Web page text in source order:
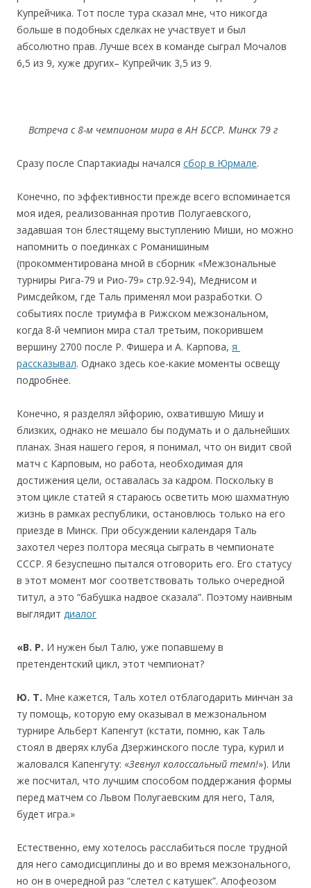
Купрейчика. Тот после тура сказал мне, что никогда
больше в подобных сделках не участвует и был
абсолютно прав. Лучше всех в команде сыграл Мочалов
6,5 из 9, хуже других– Купрейчик 3,5 из 9.
Встреча с 8-м чемпионом мира в АН БССР. Минск 79 г
Сразу после Спартакиады начался сбор в Юрмале.
Конечно, по эффективности прежде всего вспоминается
моя идея, реализованная против Полугаевского,
задавшая тон блестящему выступлению Миши, но можно
напомнить о поединках с Романишиным
(прокомментирована мной в сборник «Межзональные
турниры Рига-79 и Рио-79» стр.92-94), Меднисом и
Римсдейком, где Таль применял мои разработки. О
событиях после триумфа в Рижском межзональном,
когда 8-й чемпион мира стал третьим, покорившем
вершину 2700 после Р. Фишера и А. Карпова, я
рассказывал. Однако здесь кое-какие моменты освещу
подробнее.
Конечно, я разделял эйфорию, охватившую Мишу и
близких, однако не мешало бы подумать и о дальнейших
планах. Зная нашего героя, я понимал, что он видит свой
матч с Карповым, но работа, необходимая для
достижения цели, оставалась за кадром. Поскольку в
этом цикле статей я стараюсь осветить мою шахматную
жизнь в рамках республики, остановлюсь только на его
приезде в Минск. При обсуждении календаря Таль
захотел через полтора месяца сыграть в чемпионате
СССР. Я безуспешно пытался отговорить его. Его статусу
в этот момент мог соответствовать только очередной
титул, а это “бабушка надвое сказала”. Поэтому наивным
выглядит диалог
«В. Р. И нужен был Талю, уже попавшему в
претендентский цикл, этот чемпионат?
Ю. Т. Мне кажется, Таль хотел отблагодарить минчан за
ту помощь, которую ему оказывал в межзональном
турнире Альберт Капенгут (кстати, помню, как Таль
стоял в дверях клуба Дзержинского после тура, курил и
жаловался Капенгуту: «Зевнул колоссальный темп!»). Или
же посчитал, что лучшим способом поддержания формы
перед матчем со Львом Полугаевским для него, Таля,
будет игра.»
Естественно, ему хотелось расслабиться после трудной
для него самодисциплины до и во время межзонального,
но он в очередной раз “слетел с катушек”. Апофеозом